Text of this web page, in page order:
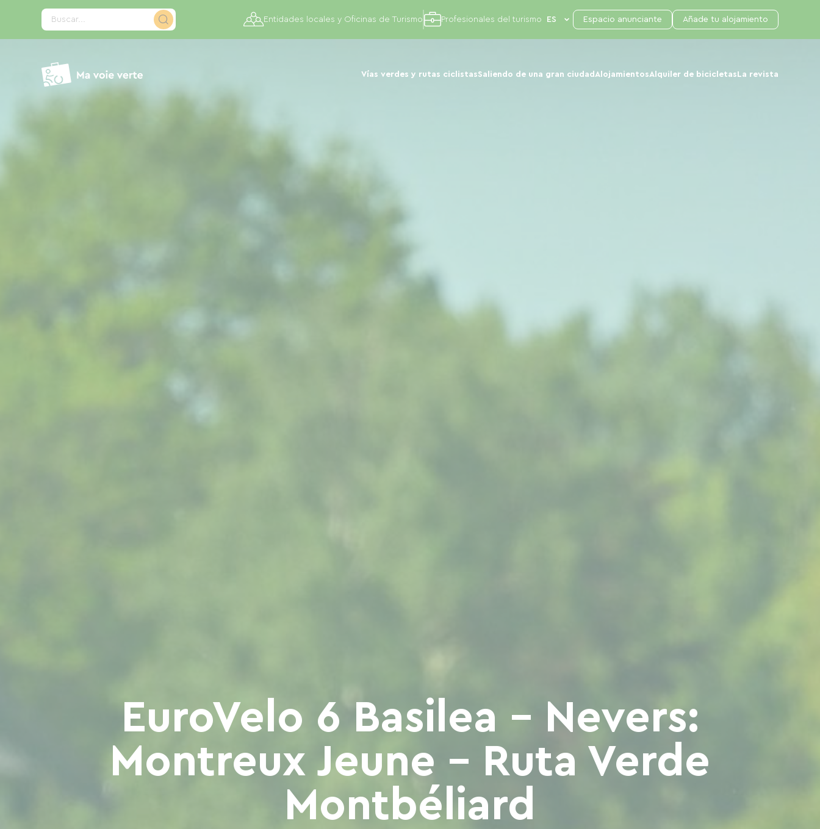
Buscar...
Vías verdes y rutas ciclistasSaliendo de una gran ciudad AlojamientosAlquiler de bicicletas La revista
Entidades locales y Oficinas de Turismo Profesionales del turismo Espacio anunciante Añade tu alojamiento
EuroVelo 6 Basilea - Nevers:
Montreux Jeune - Ruta Verde
Montbéliard
Panel de gestión de cookies